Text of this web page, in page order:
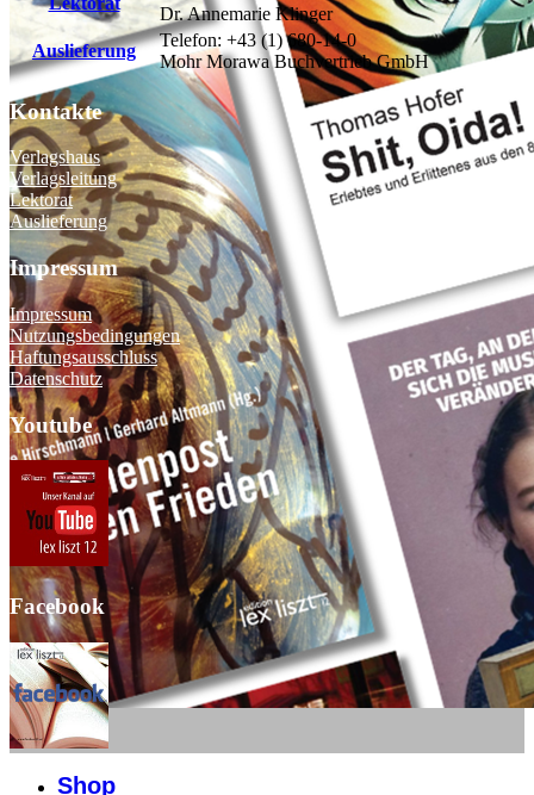
Dr. Annemarie Klinger
Auslieferung
Telefon: +43 (1) 680-14-0
Mohr Morawa Buchvertrieb GmbH
Kontakte
Verlagshaus
Verlagsleitung
Lektorat
Auslieferung
Impressum
Impressum
Nutzungsbedingungen
Haftungsausschluss
Datenschutz
Youtube
Facebook
Shop